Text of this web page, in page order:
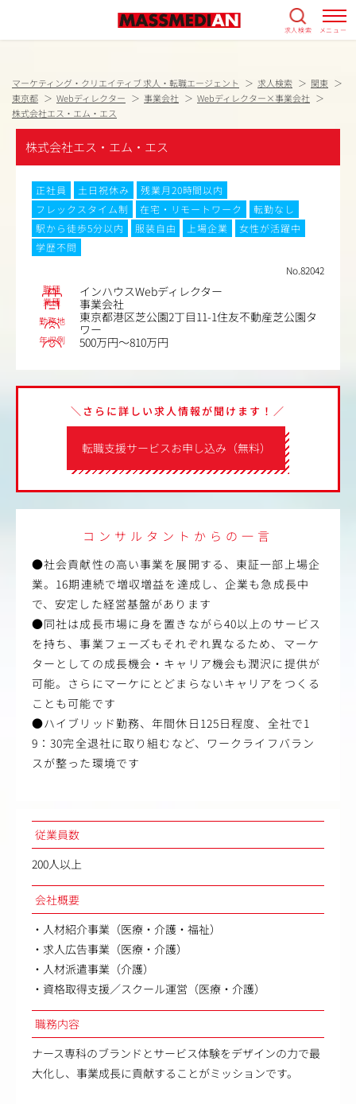
求人検索 メニュー
マーケティング・クリエイティブ 求人・転職エージェント 求人検索
関東
東京都
Webディレクター 事業会社
Webディレクター×事業会社
株式会社エス・エム・エス
株式会社エス・エム・エス
正社員 土日祝休み
残業月20時間以内
フレックスタイム制
在宅・リモートワーク
転勤なし
駅から徒歩5分以内
服装自由 上場企業
女性が活躍中
学歴不問
No.82042
職種 インハウスWebディレクター
業種 事業会社
勤務地
東京都港区芝公園2丁目11-1住友不動産芝公園タ
ワー
年収例 500万円～810万円
転職支援サービスお申し込み（無料）
＼さらに詳しい求人情報が聞けます！／
コンサルタントからの一言
●社会貢献性の高い事業を展開する、東証一部上場企
業。16期連続で増収増益を達成し、企業も急成長中
で、安定した経営基盤があります
●同社は成長市場に身を置きながら40以上のサービス
を持ち、事業フェーズもそれぞれ異なるため、マーケ
ターとしての成長機会・キャリア機会も潤沢に提供が
可能。さらにマーケにとどまらないキャリアをつくる
ことも可能です
●ハイブリッド勤務、年間休日125日程度、全社で1
9：30完全退社に取り組むなど、ワークライフバラン
スが整った環境です
従業員数
200人以上
会社概要
・人材紹介事業（医療・介護・福祉）
・求人広告事業（医療・介護）
・人材派遣事業（介護）
・資格取得支援／スクール運営（医療・介護）
職務内容
ナース専科のブランドとサービス体験をデザインの力で最
大化し、事業成長に貢献することがミッションです。